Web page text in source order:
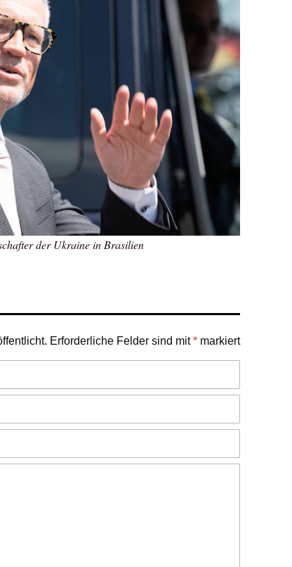
der Ukraine in Brasilien
Erforderliche Felder sind mit* markiert